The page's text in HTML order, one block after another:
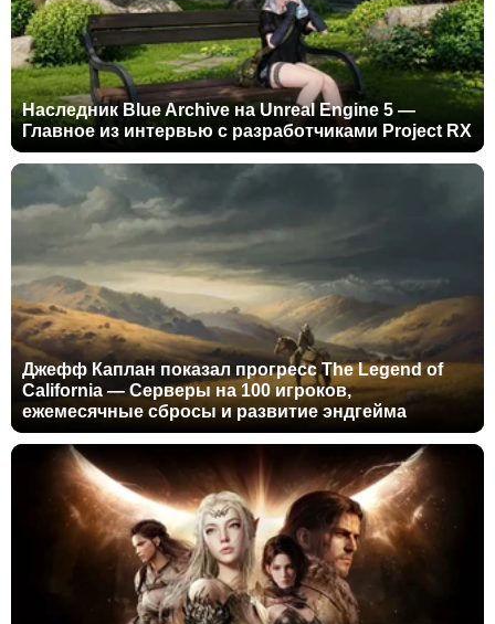
Наследник Blue Archive на Unreal Engine 5 —
Главное из интервью с разработчиками Project RX
Джефф Каплан показал прогресс The Legend of
California — Серверы на 100 игроков,
ежемесячные сбросы и развитие эндгейма